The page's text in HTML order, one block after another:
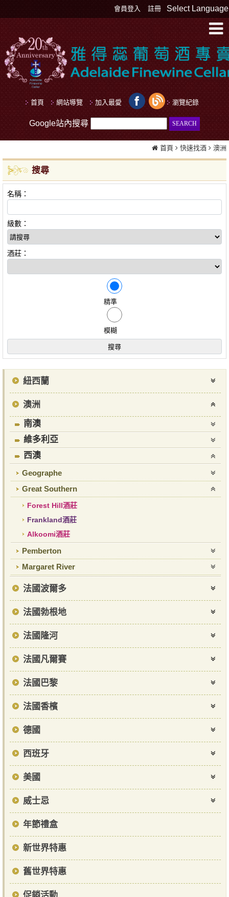
Select Language
會員登入 註冊
首頁 網站導覽 加入最愛 瀏覽紀錄
Google站內搜尋
首頁 快速找酒 澳洲
搜尋
名稱：
級數：
酒莊：
精準
模糊
紐西蘭
澳洲
南澳
維多利亞
西澳
Geographe
Great Southern
Forest Hill酒莊
Frankland酒莊
Alkoomi酒莊
Pemberton
Margaret River
法國波爾多
法國勃根地
法國隆河
法國凡爾賽
法國巴黎
法國香檳
德國
西班牙
美國
威士忌
年節禮盒
新世界特惠
舊世界特惠